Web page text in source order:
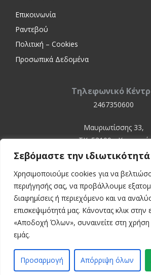
Σεβόμαστε την
Χρησιμοποιούμε cookies για να
περιήγησής σας, να προβάλλουμε
διαφημίσεις ή περιεχόμενο και να
επισκεψιμότητά μας. Κάνοντας κλικ στην
«Αποδοχή Όλων», συναινείτε στη
εμάς.
Προσαρμογή Απόρριψη όλων
Επικοινωνία
Ραντεβού
Πολιτική – Cookies
Προσωπικά Δεδομένα
Τηλεφωνικό
2467350600
Μαυριωτίσσης 33,
ΤΚ. 52100 - Καστοριά